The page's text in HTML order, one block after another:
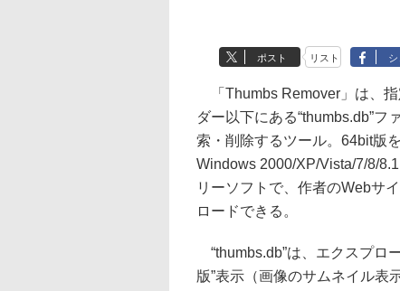
ポスト リスト シ
「Thumbs Remover」は、
ダー以下にある“thumbs.db”フ
索・削除するツール。64bit版
Windows 2000/XP/Vista/7/8/
リーソフトで、作者のWebサ
ロードできる。
“thumbs.db”は、エクスプロ
版”表示（画像のサムネイル表